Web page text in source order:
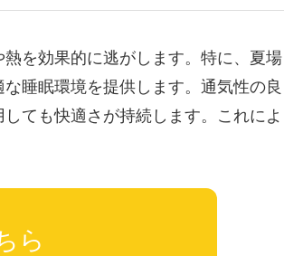
を効果的に逃がします。特に、夏場
睡眠環境を提供します。通気性の良
ても快適さが持続します。これによ
ら